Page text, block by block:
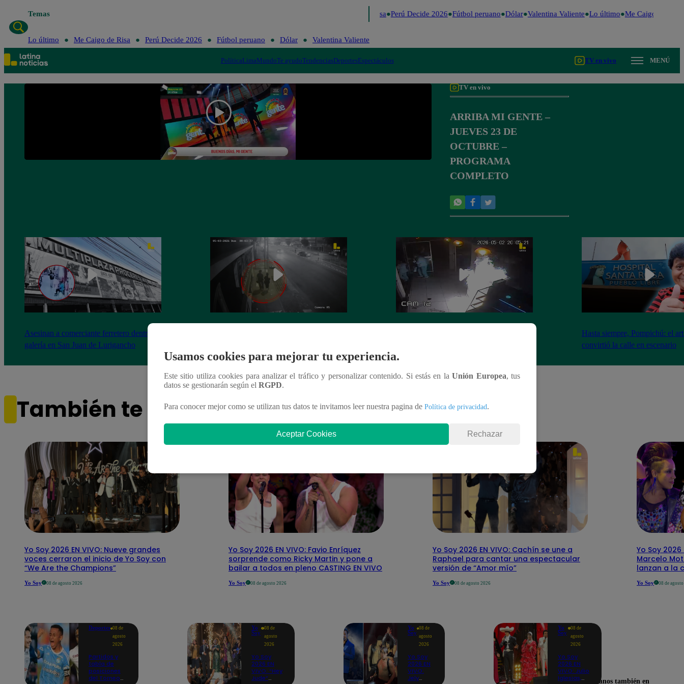
Temas Me Caigo de Risa Perú Decide 2026 Fútbol peruano Dólar Valentina Valiente Lo último Me Caigo de Risa
Lo último Me Caigo de Risa Perú Decide 2026 Fútbol peruano Dólar Valentina Valiente
PolíticaLimaMundoTe ayudoTendenciasDeportesEspectáculos TV en vivo MENÚ
TV en vivo
ARRIBA MI GENTE –
JUEVES 23 DE
OCTUBRE –
PROGRAMA
COMPLETO
Asesinan a comerciante ferretero dentro de
galería en San Juan de Lurigancho
Hasta siempre, Pompichú: el
convirtió la calle en escenario
También te puede interesar
Yo Soy 2026 EN VIVO: Nueve grandes
voces cerraron el inicio de Yo Soy con
“We Are the Champions”
Yo Soy 08 de agosto 2026
Yo Soy 2026 EN VIVO: Favio Enríquez
sorprende como Ricky Martin y pone a
bailar a todos en pleno CASTING EN VIVO
Yo Soy 08 de agosto 2026
Yo Soy 2026 EN VIVO: Cachín se une a
Raphael para cantar una espectacular
versión de “Amor mío”
Yo Soy 08 de agosto 2026
Yo Soy 2026
Marcelo
lanzan a la
Yo Soy 08 de
Deportes 08 de
agosto
2026
Partidos y
tabla de
posiciones
del Torneo
Yo
Soy
08 de
agosto
2026
Yo Soy
2026 EN
VIVO: “Hey
Jude”
Yo
Soy
08 de
agosto
2026
Yo Soy
2026 EN
VIVO:
Jely
Yo
Soy
08 de
agosto
2026
Yo Soy
2026 EN
VIVO: Julio
Iglesias,
Usamos cookies para mejorar tu experiencia.
Este sitio utiliza cookies para analizar el tráfico y personalizar contenido. Si estás en laUnión Europea, tus
datos se gestionarán según el RGPD.
Para conocer mejor como se utilizan tus datos te invitamos leer nuestra pagina de Política de privacidad.
Aceptar Cookies Rechazar
Encuéntranos también en